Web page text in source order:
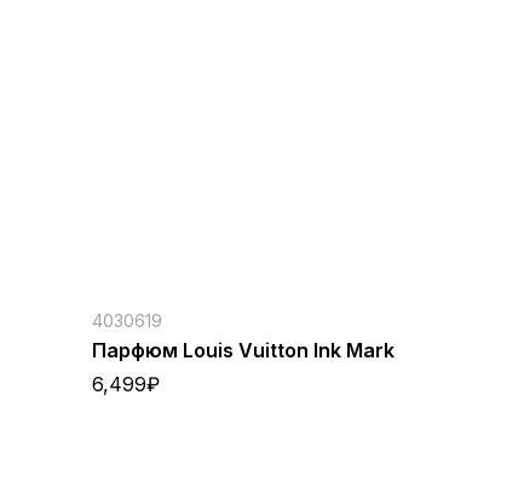
4030619
Парфюм Louis Vuitton Ink Mark
6,499₽